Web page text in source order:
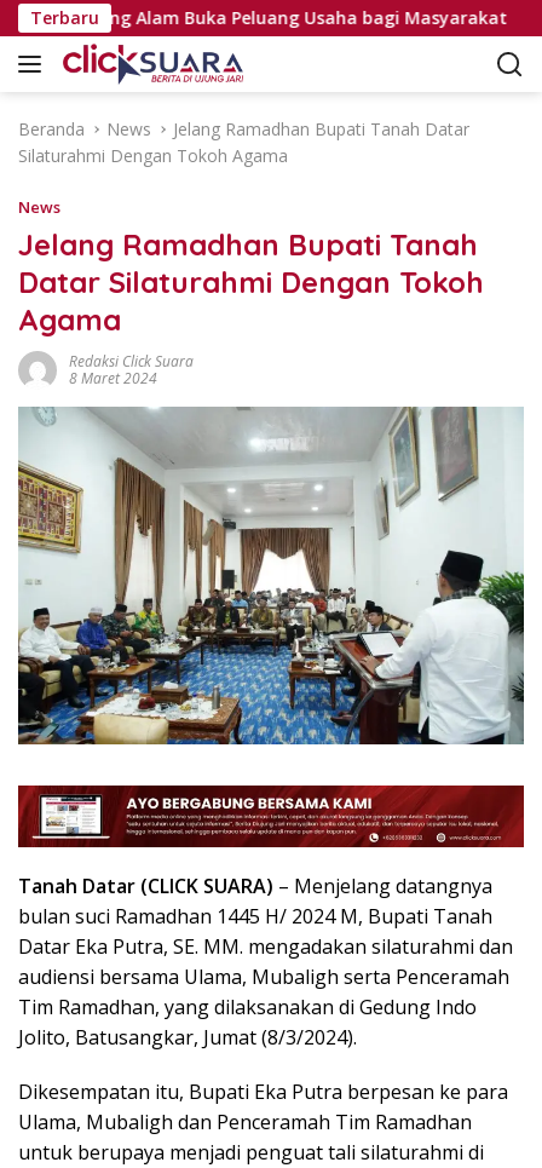
a
Terbaru
Tanjung Alam Buka Peluang Usaha bagi Masyarakat
Beranda News
Jelang Ramadhan Bupati Tanah Datar
Silaturahmi Dengan Tokoh Agama
News
Jelang Ramadhan Bupati Tanah
Datar Silaturahmi Dengan Tokoh
Agama
Redaksi Click Suara
8 Maret 2024
Tanah Datar (CLICK SUARA) – Menjelang datangnya
bulan suci Ramadhan 1445 H/ 2024 M, Bupati Tanah
Datar Eka Putra, SE. MM. mengadakan silaturahmi dan
audiensi bersama Ulama, Mubaligh serta Penceramah
Tim Ramadhan, yang dilaksanakan di Gedung Indo
Jolito, Batusangkar, Jumat (8/3/2024).
Dikesempatan itu, Bupati Eka Putra berpesan ke para
Ulama, Mubaligh dan Penceramah Tim Ramadhan
untuk berupaya menjadi penguat tali silaturahmi di